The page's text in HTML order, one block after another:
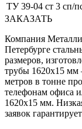
ТУ 39-04 ст 3 сп/
ЗАКАЗАТЬ
Компания
Петербурге
размеров,
трубы 1620х15 мм
метров в тонне
телефонам офиса
1620х15 мм.
заявок